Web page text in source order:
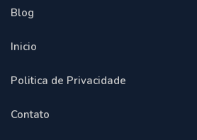
Blog
Inicio
Politica de Privacidade
Contato